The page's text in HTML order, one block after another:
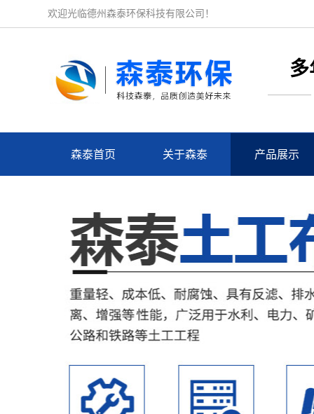
欢迎光临德州森泰环保科技有限公司！
森泰首页 关于森泰 产品展示